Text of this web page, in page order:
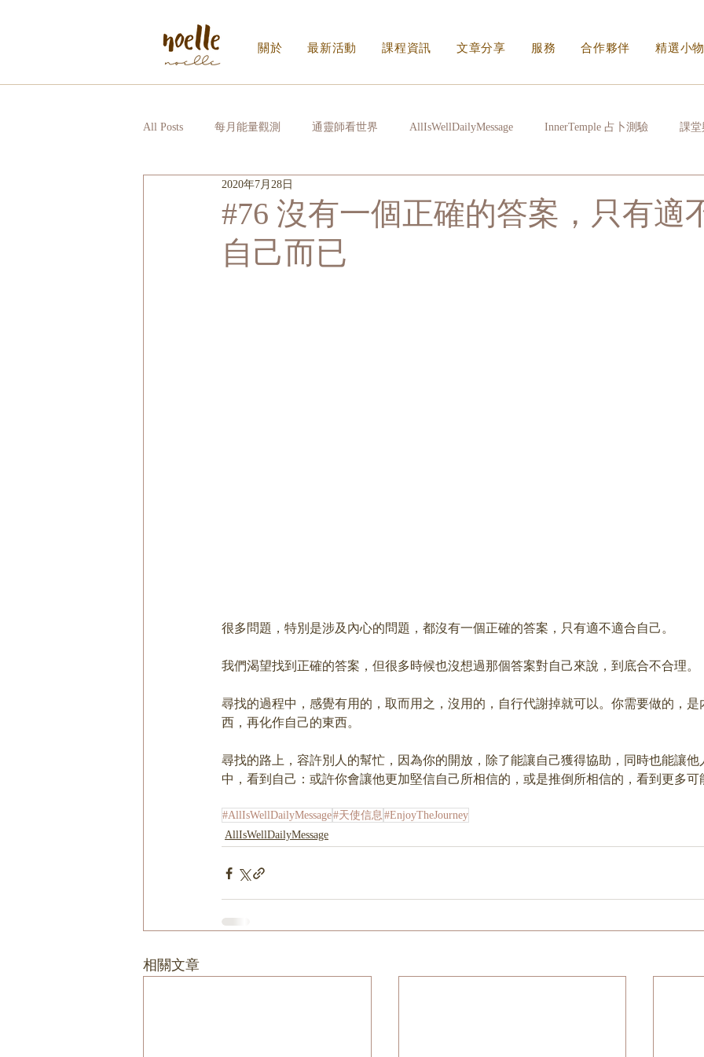
關於 最新活動 課程資訊 文章分享 服務 合作夥伴 精選小物
All Posts 每月能量觀測 通靈師看世界 AllIsWellDailyMessage InnerTemple 占卜測驗 課堂
Noelle｜Noelle Inner Circle
寫給生活的信_EDM
#76 沒有一個正確的答案，只有適
自己而已
2020年7月28日
很多問題，特別是涉及內心的問題，都沒有一個正確的答案，只有適不適合自己。
我們渴望找到正確的答案，但很多時候也沒想過那個答案對自己來說，到底合不合理。
尋找的過程中，感覺有用的，取而用之，沒用的，自行代謝掉就可以。你需要做的，是
西，再化作自己的東西。
尋找的路上，容許別人的幫忙，因為你的開放，除了能讓自己獲得協助，同時也能讓他
中，看到自己：或許你會讓他更加堅信自己所相信的，或是推倒所相信的，看到更多可
#AllIsWellDailyMessage#天使信息 #EnjoyTheJourney
AllIsWellDailyMessage
相關文章